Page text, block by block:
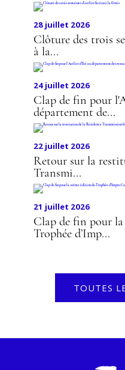
28 juillet 2026
Clôture des trois
à la...
24 juillet 2026
Clap de fin pour
département de...
22 juillet 2026
Retour sur la
Transmi...
21 juillet 2026
Clap de fin pour
Trophée d’Imp...
TOUTES